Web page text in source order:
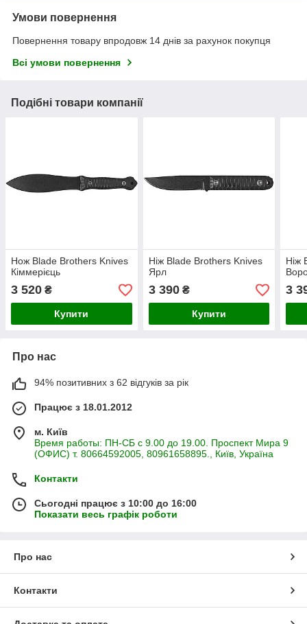
Умови повернення
Повернення товару впродовж 14 днів за рахунок покупця
Всі умови повернення
Подібні товари компанії
Нож Blade Brothers Knives
Кіммерієць
3 520 ₴
Купити
Ніж Blade Brothers Knives
Ярл
3 390₴
Купити
Ніж
3
Про нас
94% позитивних з 62 відгуків за рік
Працює з 18.01.2012
м. Київ
Время работы: ПН-СБ с 9.00 до 19.00. Проспект Мира 9
(ОФИС) т. 80664592005, 80961658895., Київ, Україна
Контакти
Сьогодні працює з 10:00 до 16:00
Показати весь графік роботи
Про нас
Контакти